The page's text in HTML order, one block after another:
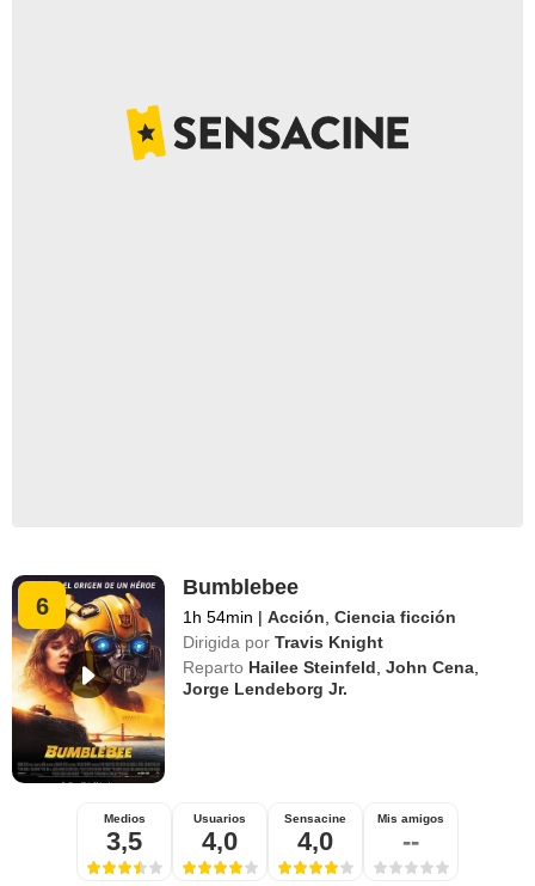
6
Bumblebee
1h 54min | Acción ,Ciencia ficción
Dirigida por Travis Knight
Reparto Hailee Steinfeld ,John Cena
Jorge Lendeborg Jr.
Medios
3,5
Usuarios
4,0
Sensacine
4,0
Mis amigos
--